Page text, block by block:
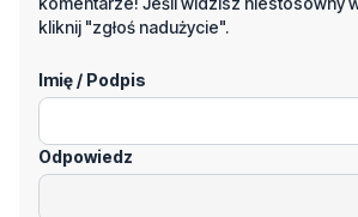
Odpowiedz
Wiadomość